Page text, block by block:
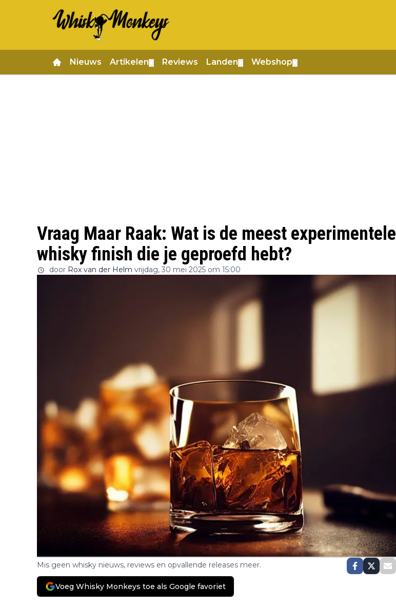
Nieuws Artikelen Reviews Landen Webshop
Vraag Maar Raak: Wat is de meest experimentele
whisky finish die je geproefd hebt?
door Rox van der Helm vrijdag, 30 mei 2025 om 15:00
Mis geen whisky nieuws, reviews en opvallende releases meer.
Voeg Whisky Monkeys toe als Google favoriet